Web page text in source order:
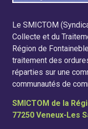
Le SMICTOM
Collecte et du
Région de
traitement des
réparties sur une
communautés de
SMICTOM de la
77250 Veneux-Les